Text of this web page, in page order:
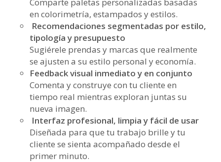
en colorimetría, estampados y estilos.
Recomendaciones segmentadas por estilo,
tipología y presupuesto
Sugiérele prendas y marcas que realmente
se ajusten a su estilo personal y economía.
Feedback visual inmediato y en conjunto
Comenta y construye con tu cliente en
tiempo real mientras exploran juntas su
nueva imagen.
Interfaz profesional, limpia y fácil de usar
Diseñada para que tu trabajo brille y tu
cliente se sienta acompañado desde el
primer minuto.